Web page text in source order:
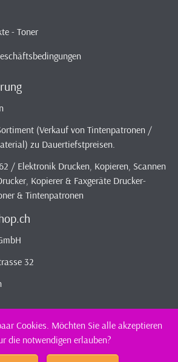
- Toner
(Verkauf von Tintenpatronen /
zu Dauertiefstpreisen.
/ Elektronik Drucken, Kopieren, Scannen
Kopierer & Faxgeräte Drucker-
& Tintenpatronen
32
ShopSortiment - günstig und
/ kaufen || günstig Tintenpatronen
Cookies. Möchten Sie alle akzeptieren
die notwendigen erlauben?